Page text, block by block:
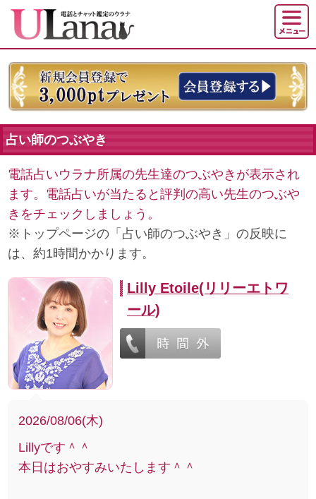
占い師のつぶやき
電話占いウラナ所属の先生達のつぶやきが表示され
ます。電話占いが当たると評判の高い先生のつぶや
きをチェックしましょう。
※トップページの「占い師のつぶやき」の反映に
は、約1時間かかります。
Lilly Etoile(リリーエトワ
ール)
2026/08/06(木)
Lillyです＾＾
本日はおやすみいたします＾＾